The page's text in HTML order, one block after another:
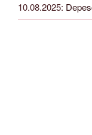
10.08.2025: